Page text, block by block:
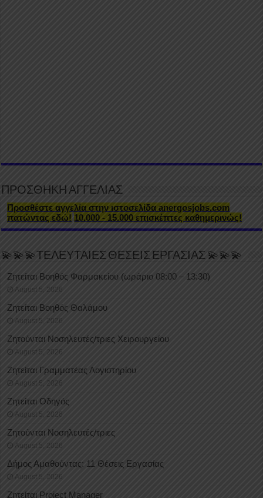
ΠΡΟΣΘΗΚΗ ΑΓΓΕΛΙΑΣ
Προσθέστε αγγελία στην ιστοσελίδα anergosjobs.com
πατώντας εδώ! 10.000 - 15.000 επισκέπτες καθημερινώς!
💫💫💫ΤΕΛΕΥΤΑΙΕΣ ΘΕΣΕΙΣ ΕΡΓΑΣΙΑΣ 💫💫💫
Ζητείται Βοηθός Φαρμακείου (ωράριο 08:00 – 13:30)
August 5, 2026
Ζητείται Βοηθός Θαλάμου
August 5, 2026
Ζητούνται Νοσηλευτές/τριες Χειρουργείου
August 5, 2026
Ζητείται Γραμματέας Λογιστηρίου
August 5, 2026
Ζητείται Οδηγός
August 5, 2026
Ζητούνται Νοσηλευτές/τριες
August 5, 2026
Δήμος Αμαθούντας: 11 Θέσεις Εργασίας
August 5, 2026
Ζητείται Project Manager